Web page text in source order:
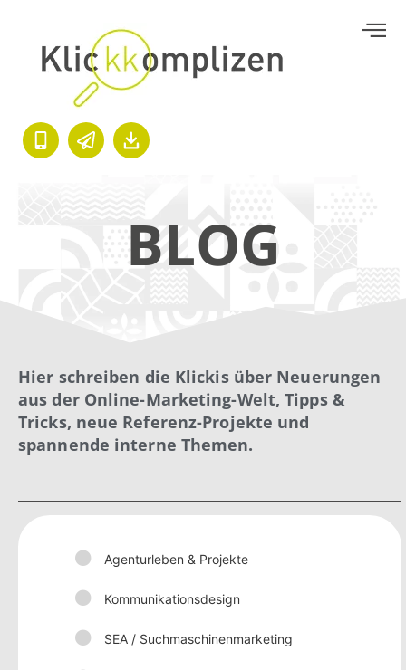
BLOG
Hier schreiben die Klickis über Neuerungen
aus der Online-Marketing-Welt, Tipps &
Tricks, neue Referenz-Projekte und
spannende interne Themen.
Agenturleben & Projekte
Kommunikationsdesign
SEA / Suchmaschinenmarketing